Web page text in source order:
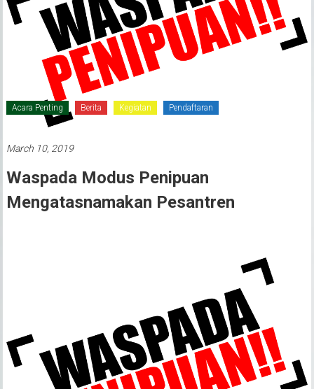
Acara Penting Berita Kegiatan Pendaftaran
March 10, 2019
Waspada Modus Penipuan
Mengatasnamakan Pesantren